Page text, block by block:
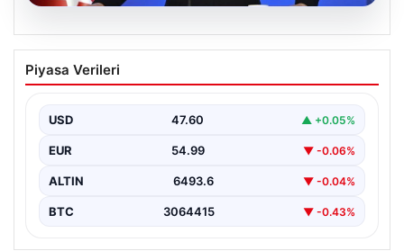
05.08.2026
Çerçeve yasa teklifi Meclis’te | AK Parti
Sözcüsü Çelik: İki yıllık sürecin en
Piyasa Verileri
USD 47.60 ▲ +0.05%
EUR 54.99 ▼ -0.06%
ALTIN 6493.6 ▼ -0.04%
BTC 3064415 ▼ -0.43%